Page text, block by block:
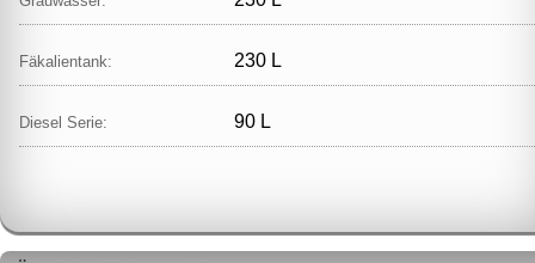
Fäkalientank: 230 L
Diesel Serie: 90 L